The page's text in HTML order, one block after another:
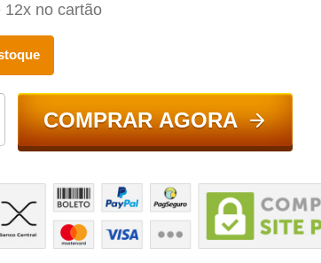
12x no cartão
COMPRAR AGORA